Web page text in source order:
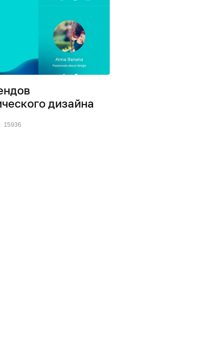
дизайна
15936